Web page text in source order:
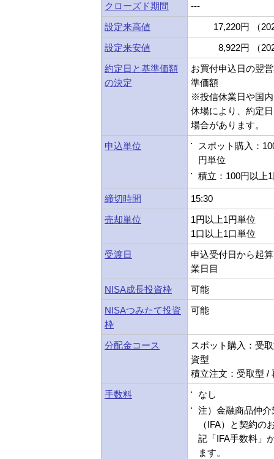
クローズド期間
---
設定来高値
17,220円 （
設定来安値
8,922円 （
約定日と基準価額
の決定
お買付申込日の翌
準価額
※投信休業日や国
休場により、約定
場合があります。
申込単位
スポット購入：
円単位
積立：100円以上
締切時間
15:30
売却単位
1円以上1円単位
1口以上1口単位
受渡日
申込受付日から起
業日目
NISA成長投資枠
可能
NISAつみたて投資
枠
可能
分配金コース
スポット購入：受
資型
積立注文：受取型 /
手数料
なし
注）金融商品仲介
（IFA）と契約の
記「IFA手数料」
ます。